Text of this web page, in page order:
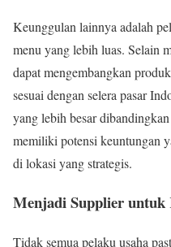
Keunggulan lainnya adalah
menu yang lebih luas. Selain
dapat mengembangkan
sesuai dengan selera pasar
yang lebih besar
memiliki potensi keuntungan
di lokasi yang strategis.
Menjadi Supplier untuk
Tidak semua pelaku usaha